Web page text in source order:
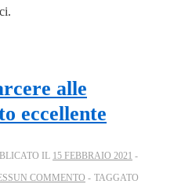
alle
eccellente
IL 15 FEBBRAIO 2021
COMMENTO
TAGGATO